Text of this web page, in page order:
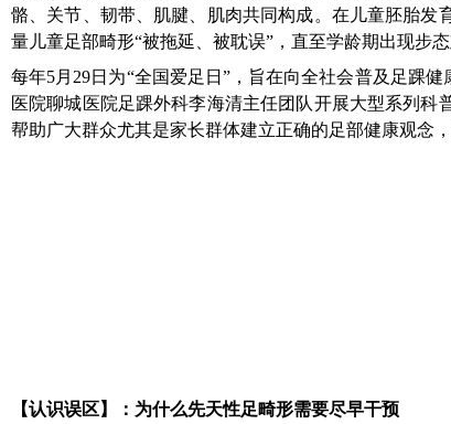
骼、关节、韧带、肌腱、肌肉共同构成。在儿童胚胎
量儿童足部畸形“被拖延、被耽误”，直至学龄期出现步
每年5月29日为“全国爱足日”，旨在向全社会普及足踝
医院聊城医院足踝外科李海清主任团队开展大型系列科
帮助广大群众尤其是家长群体建立正确的足部健康观念
【认识误区】
：为什么先天性足畸形需要尽早干预